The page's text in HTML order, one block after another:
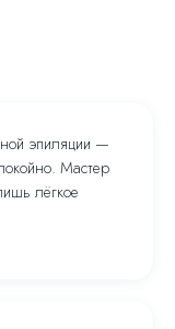
эпиляции —
Мастер
лёгкое